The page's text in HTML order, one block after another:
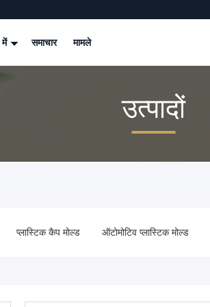
में समाचार मामले
उत्पादों
प्लास्टिक कैप मोल्ड ऑटोमोटिव प्लास्टिक मोल्ड